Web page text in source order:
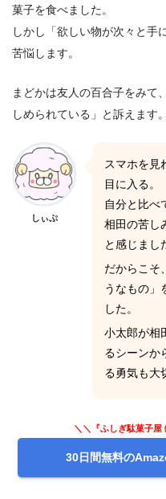
菓子を食べました。
しかし「欲しい物が次々と手
苦悩します。
まどかは友人の百合子をみて
しめられている」と訴えます。
しぃぷ
スマホを見
目に入る。
自分と比べ
相田の苦し
と感じまし
だからこそ
うなもの」
した。
小太郎が相
るシーンか
る勇気も大
＼＼『ふしぎ駄菓子
30日間無料の